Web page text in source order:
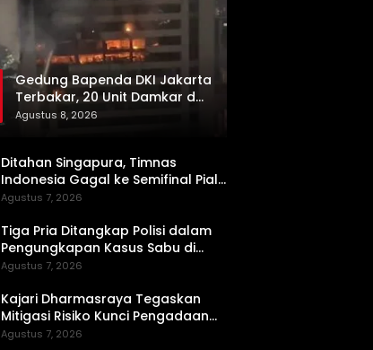
Gedung Bapenda DKI Jakarta
Terbakar, 20 Unit Damkar dan
100 Personel Dikerahkan
Agustus 8, 2026
Ditahan Singapura, Timnas
Indonesia Gagal ke Semifinal Piala
AFF 2026
Agustus 7, 2026
Tiga Pria Ditangkap Polisi dalam
Pengungkapan Kasus Sabu di
Dharmasraya, Timbangan Digital
Agustus 7, 2026
Kajari Dharmasraya Tegaskan
Mitigasi Risiko Kunci Pengadaan
Barang dan Jasa yang Bersih
Agustus 7, 2026